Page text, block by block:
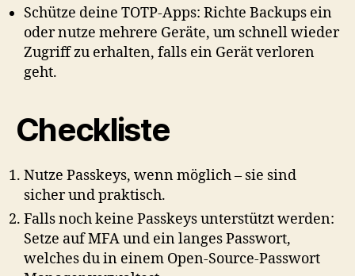
Schütze deine TOTP-Apps: Richte Backups ein
oder nutze mehrere Geräte, um schnell wieder
Zugriff zu erhalten, falls ein Gerät verloren
geht.
Checkliste
Nutze Passkeys, wenn möglich – sie sind
sicher und praktisch.
Falls noch keine Passkeys unterstützt werden:
Setze auf MFA und ein langes Passwort,
welches du in einem Open-Source-Passwort